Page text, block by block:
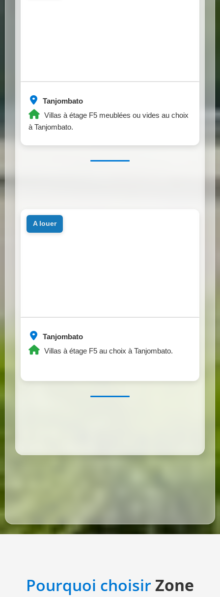
Tanjombato
Villas à étage F5 meublées ou vides au choix
à Tanjombato.
Tanjombato
Villas à étage F5 au choix à Tanjombato.
a louer
Pourquoi choisirZone